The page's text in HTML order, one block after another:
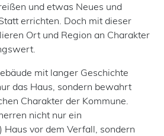
und etwas Neues und
errichten. Doch mit dieser
Ort und Region an Charakter
mit langer Geschichte
das Haus, sondern bewahrt
Charakter der Kommune.
nicht nur ein
Haus vor dem Verfall, sondern